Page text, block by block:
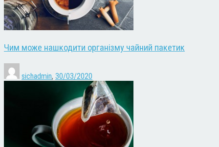
Чим може нашкодити організму чайний пакетик
sichadmin, 30/03/2020